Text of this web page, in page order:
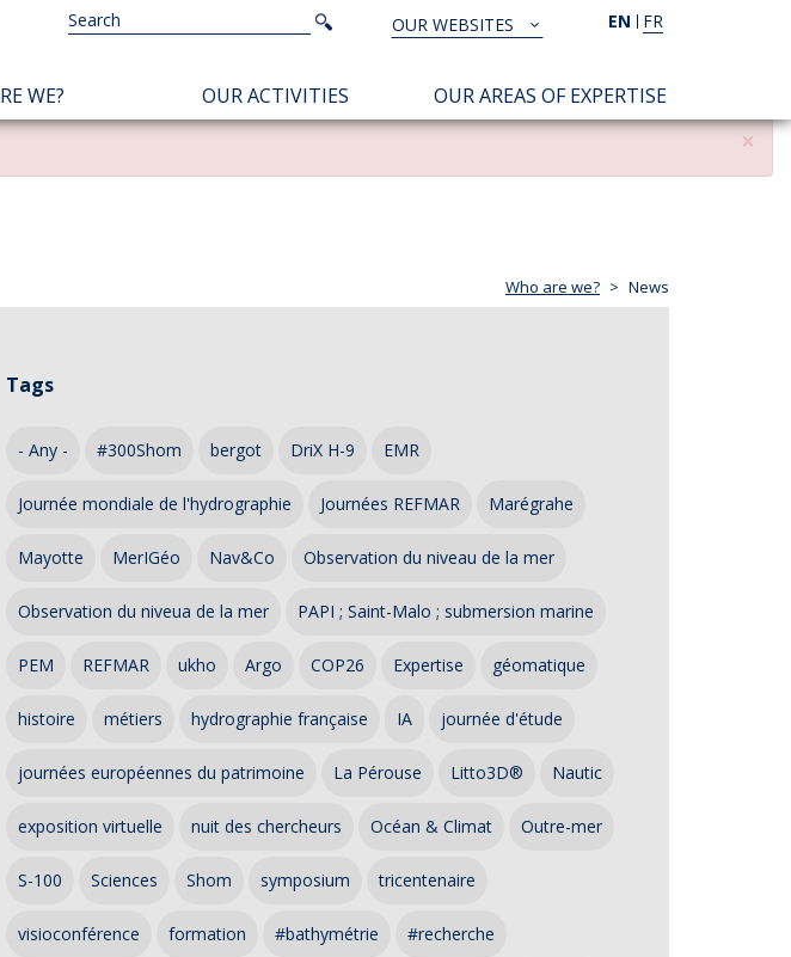
EN FR
TOUS
NOS
SITES
OUR WEBSITES
Search
Search
WE? OUR ACTIVITIES OUR AREAS OF EXPERTISE
×
Who are we? News
Tags
- Any - #300Shom bergot DriX H-9 EMR
Journée mondiale de l'hydrographie Journées REFMAR Marégrahe
Mayotte MerIGéo Nav&Co Observation du niveau de la mer
Observation du niveua de la mer PAPI ; Saint-Malo ; submersion marine
PEM REFMAR ukho Argo COP26 Expertise géomatique
histoire métiers hydrographie française IA journée d'étude
journées européennes du patrimoine La Pérouse Litto3D® Nautic
exposition virtuelle nuit des chercheurs Océan & Climat Outre-mer
S-100 Sciences Shom symposium tricentenaire
visioconférence formation #bathymétrie #recherche